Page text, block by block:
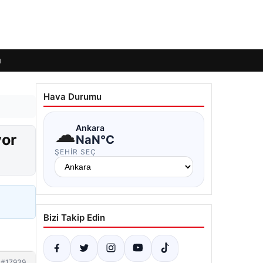
Hava Durumu
☁Ankara
NaN°C
ŞEHIR SEÇ
Bizi Takip Edin